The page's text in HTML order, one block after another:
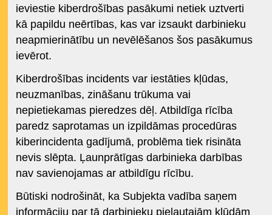
ieviestie kiberdrošības pasākumi netiek uztverti
kā papildu neērtības, kas var izsaukt darbinieku
neapmierinātību un nevēlēšanos šos pasākumus
ievērot.
Kiberdrošības incidents var iestāties kļūdas,
neuzmanības, zināšanu trūkuma vai
nepietiekamas pieredzes dēļ. Atbildīga rīcība
paredz saprotamas un izpildāmas procedūras
kiberincidenta gadījumā, problēma tiek risināta
nevis slēpta. Ļaunprātīgas darbinieka darbības
nav savienojamas ar atbildīgu rīcību.
Būtiski nodrošināt, ka Subjekta vadība saņem
informāciju par tā darbinieku pieļautajām kļūdām